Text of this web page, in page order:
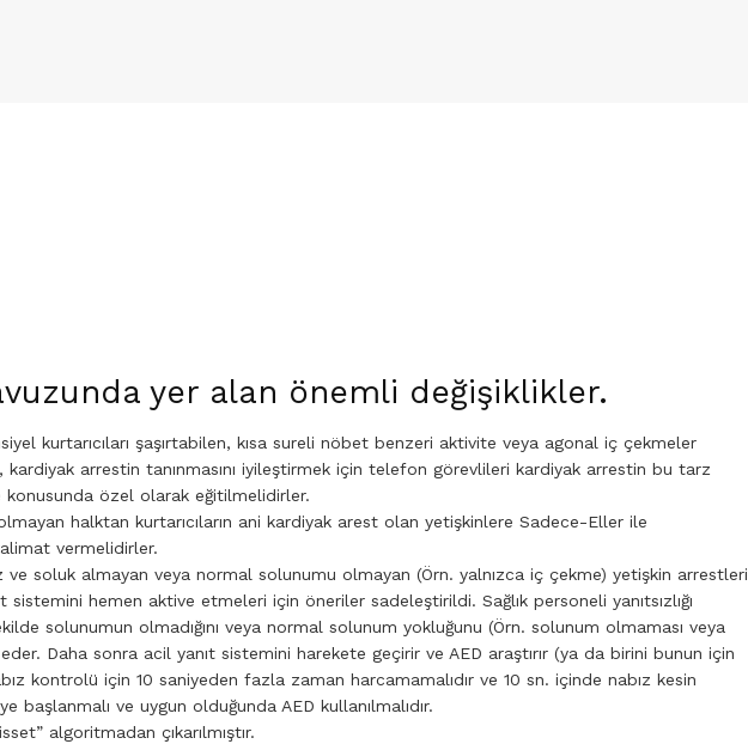
yer alan önemli değişiklikler.
kurtarıcıları şaşırtabilen, kısa sureli nöbet benzeri aktivite veya agonal iç çekmeler
kardiyak arrestin tanınmasını iyileştirmek için telefon görevlileri kardiyak arrestin bu tarz
konusunda özel olarak eğitilmelidirler.
halktan kurtarıcıların ani kardiyak arest olan yetişkinlere Sadece-Eller ile
vermelidirler.
ve soluk almayan veya normal solunumu olmayan (Örn. yalnızca iç çekme) yetişkin arrestleri
hemen aktive etmeleri için öneriler sadeleştirildi. Sağlık personeli yanıtsızlığı
solunumun olmadığını veya normal solunum yokluğunu (Örn. solunum olmaması veya
Daha sonra acil yanıt sistemini harekete geçirir ve AED araştırır (ya da birini bunun için
kontrolü için 10 saniyeden fazla zaman harcamamalıdır ve 10 sn. içinde nabız kesin
başlanmalı ve uygun olduğunda AED kullanılmalıdır.
algoritmadan çıkarılmıştır.